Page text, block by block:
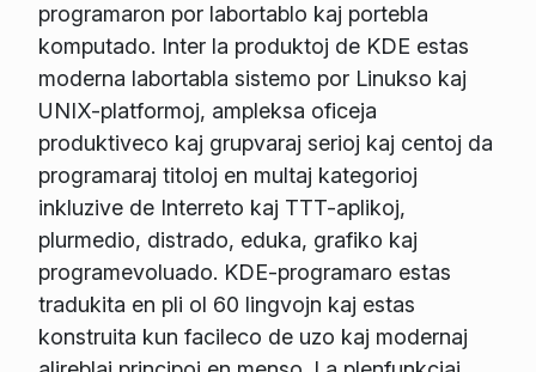
programaron por labortablo kaj portebla
komputado. Inter la produktoj de KDE estas
moderna labortabla sistemo por Linukso kaj
UNIX-platformoj, ampleksa oficeja
produktiveco kaj grupvaraj serioj kaj centoj da
programaraj titoloj en multaj kategorioj
inkluzive de Interreto kaj TTT-aplikoj,
plurmedio, distrado, eduka, grafiko kaj
programevoluado. KDE-programaro estas
tradukita en pli ol 60 lingvojn kaj estas
konstruita kun facileco de uzo kaj modernaj